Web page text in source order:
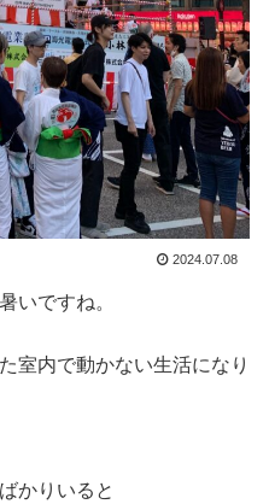
2024.07.08
いですね。
室内で動かない生活になり
かりいると